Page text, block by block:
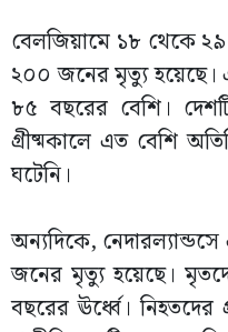
বেলজিয়ামে ১৮ থেকে
২০০ জনের মৃত্যু
৮৫ বছরের বেশি।
গ্রীষ্মকালে এত বেশি
ঘটেনি।
অন্যদিকে,
জনের মৃত্যু হয়েছে।
বছরের ঊর্ধ্বে।